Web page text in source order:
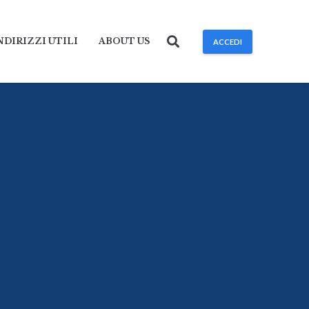
UTILI ABOUT US ACCEDI